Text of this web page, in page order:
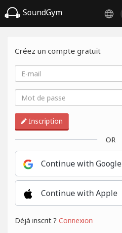
SoundGym
Créez un compte gratuit
Inscription
OR
Continue with Google
Continue with Apple
Déjà inscrit ? Connexion